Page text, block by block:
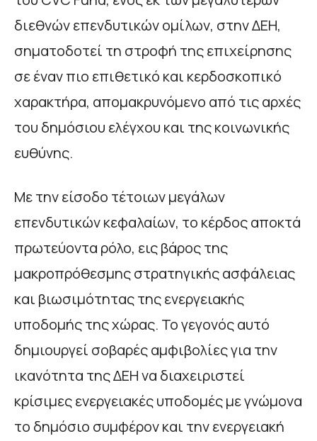
διεθνών επενδυτικών ομίλων, στην ΔΕΗ,
σηματοδοτεί τη στροφή της επιχείρησης
σε έναν πιο επιθετικό και κερδοσκοπικό
χαρακτήρα, απομακρυνόμενο από τις αρχές
του δημόσιου ελέγχου και της κοινωνικής
ευθύνης.
Με την είσοδο τέτοιων μεγάλων
επενδυτικών κεφαλαίων, το κέρδος αποκτά
πρωτεύοντα ρόλο, εις βάρος της
μακροπρόθεσμης στρατηγικής ασφάλειας
και βιωσιμότητας της ενεργειακής
υποδομής της χώρας. Το γεγονός αυτό
δημιουργεί σοβαρές αμφιβολίες για την
ικανότητα της ΔΕΗ να διαχειριστεί
κρίσιμες ενεργειακές υποδομές με γνώμονα
το δημόσιο συμφέρον και την ενεργειακή